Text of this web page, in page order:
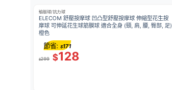
瑜珈球/抗力球
ELECOM 舒壓按摩球 凹凸型舒壓按摩球 伸縮型花生按
摩球 可伸延花生球筋膜球 適合全身 (頸, 肩, 腰, 臀部, 足)
橙色
$299 $128
節省: $171